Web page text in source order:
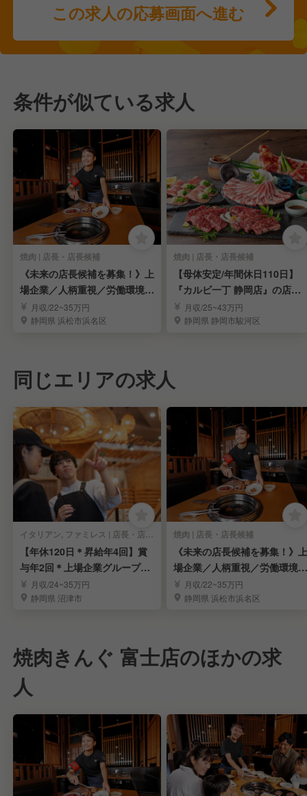
この求人の応募画面へ進む
条件が似ている求人
焼肉 | 店長・店長候補
《未来の店長候補を募集！》上
場企業／人柄重視／労働環境安
定／福利厚生充実
月収/22~35万円
静岡県 浜松市浜名区
焼肉 | 店長・店長候補
【母体安定/年間休日110日】
『カルビ一丁 静岡店』の店長
候補を募集！
月収/25~43万円
静岡県 静岡市駿河区
同じエリアの求人
イタリアン, ファミレス | 店長・店長候補
【年休120日＊昇給年4回】賞
与年2回＊上場企業グループで
店長を募集
月収/24~35万円
静岡県 沼津市
焼肉 | 店長・店長候補
《未来の店長候補を募集！》上
場企業／人柄重視／労働環境安
定／福利厚生充実
月収/22~35万円
静岡県 浜松市浜名区
焼肉きんぐ 富士店のほかの求
人